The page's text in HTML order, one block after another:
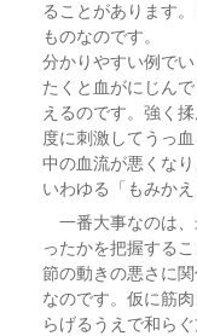
ることがあります
ものなのです。
分かりやすい例で
たくと血がにじん
えるのです。強く
度に刺激してうっ
中の血流が悪くな
いわゆる「もみかえ
一番大事なのは、
ったかを把握する
節の動きの悪さに
なのです。仮に筋
らげるうえで和ら